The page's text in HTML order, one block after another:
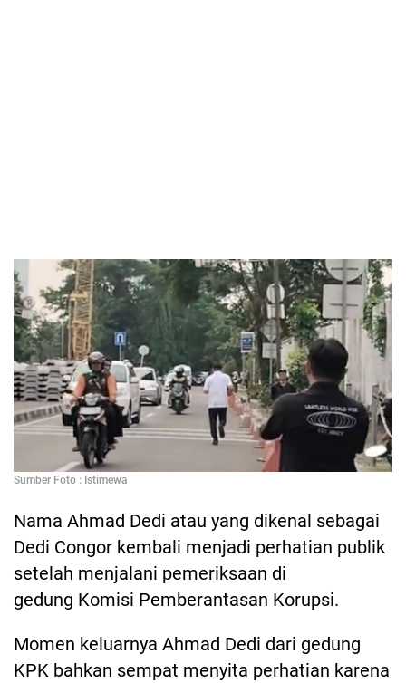
Sumber Foto : Istimewa
Nama Ahmad Dedi atau yang dikenal sebagai
Dedi Congor kembali menjadi perhatian publik
setelah menjalani pemeriksaan di
gedung Komisi Pemberantasan Korupsi.
Momen keluarnya Ahmad Dedi dari gedung
KPK bahkan sempat menyita perhatian karena